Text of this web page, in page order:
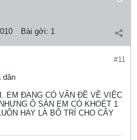
Bài gởi: 1
#11
dân
EM ĐANG CÓ VẤN ĐỀ VỀ VIỆC
Ô SÀN EM CÓ KHOÉT 1
HAY LÀ BỐ TRÍ CHO CÂY